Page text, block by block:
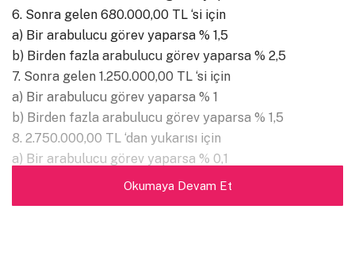
6. Sonra gelen 680.000,00 TL ‘si için
a) Bir arabulucu görev yaparsa % 1,5
b) Birden fazla arabulucu görev yaparsa % 2,5
7. Sonra gelen 1.250.000,00 TL ‘si için
a) Bir arabulucu görev yaparsa % 1
b) Birden fazla arabulucu görev yaparsa % 1,5
8. 2.750.000,00 TL ‘dan yukarısı için
a) Bir arabulucu görev yaparsa % 0,1
b) Birden fazla arabulucu görev yaparsa % 0,2
Okumaya Devam Et